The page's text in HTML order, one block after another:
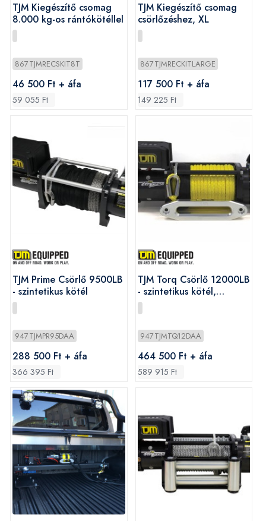
TJM Kiegészítő csomag
8.000 kg-os rántókötéllel
867TJMRECSKIT8T
46 500 Ft + áfa
59 055 Ft
TJM Kiegészítő csomag
csörlőzéshez, XL
867TJMRECKITLARGE
117 500 Ft + áfa
149 225 Ft
TJM Prime Csörlő 9500LB
- szintetikus kötél
947TJMPR95DAA
288 500 Ft + áfa
366 395 Ft
TJM Torq Csörlő 12000LB
- szintetikus kötél,
távirányító
947TJMTQ12DAA
464 500 Ft + áfa
589 915 Ft